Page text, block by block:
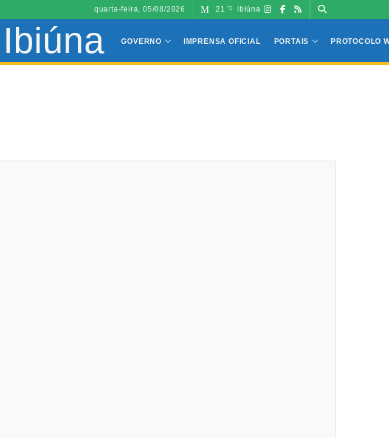
quarta-feira, 05/08/2026 21 °C Ibiúna
GOVERNO IMPRENSA OFICIAL PORTAIS PROTOCOLO